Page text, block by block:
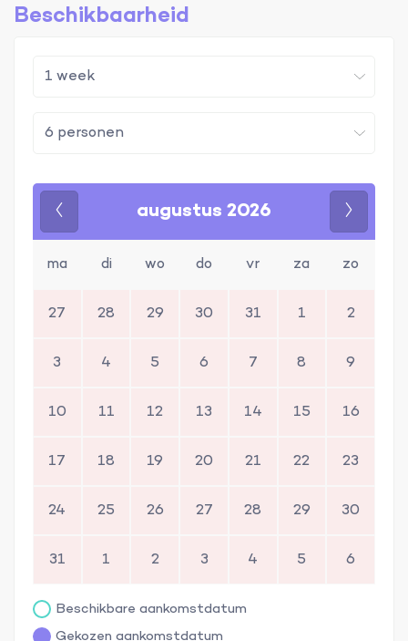
Beschikbaarheid
augustus 2026
ma di wo do vr za zo
27 28 29 30 31 1 2
3 4 5 6 7 8 9
10 11 12 13 14 15 16
17 18 19 20 21 22 23
24 25 26 27 28 29 30
31 1 2 3 4 5 6
Beschikbare aankomstdatum
Gekozen aankomstdatum